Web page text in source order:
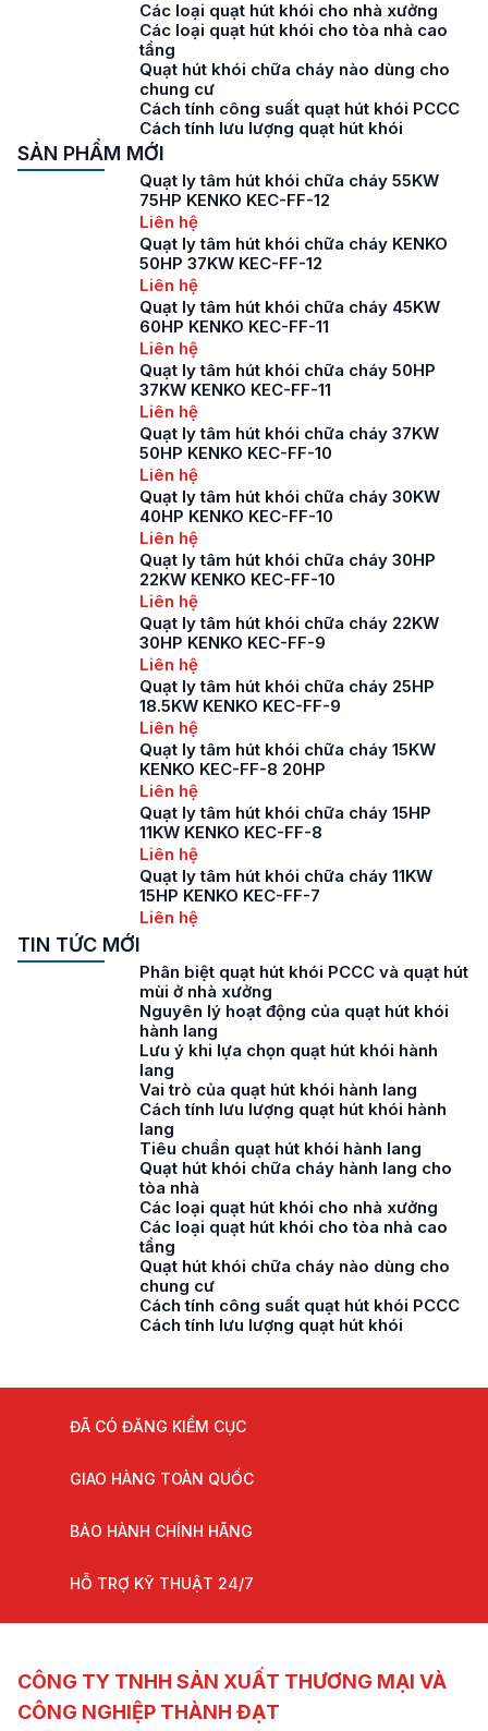
Các loại quạt hút khói cho nhà xưởng
Các loại quạt hút khói cho tòa nhà cao
tầng
Quạt hút khói chữa cháy nào dùng cho
chung cư
Cách tính công suất quạt hút khói PCCC
Cách tính lưu lượng quạt hút khói
SẢN PHẨM MỚI
Quạt ly tâm hút khói chữa cháy 55KW
75HP KENKO KEC-FF-12
Liên hệ
Quạt ly tâm hút khói chữa cháy KENKO
50HP 37KW KEC-FF-12
Liên hệ
Quạt ly tâm hút khói chữa cháy 45KW
60HP KENKO KEC-FF-11
Liên hệ
Quạt ly tâm hút khói chữa cháy 50HP
37KW KENKO KEC-FF-11
Liên hệ
Quạt ly tâm hút khói chữa cháy 37KW
50HP KENKO KEC-FF-10
Liên hệ
Quạt ly tâm hút khói chữa cháy 30KW
40HP KENKO KEC-FF-10
Liên hệ
Quạt ly tâm hút khói chữa cháy 30HP
22KW KENKO KEC-FF-10
Liên hệ
Quạt ly tâm hút khói chữa cháy 22KW
30HP KENKO KEC-FF-9
Liên hệ
Quạt ly tâm hút khói chữa cháy 25HP
18.5KW KENKO KEC-FF-9
Liên hệ
Quạt ly tâm hút khói chữa cháy 15KW
KENKO KEC-FF-8 20HP
Liên hệ
Quạt ly tâm hút khói chữa cháy 15HP
11KW KENKO KEC-FF-8
Liên hệ
Quạt ly tâm hút khói chữa cháy 11KW
15HP KENKO KEC-FF-7
Liên hệ
TIN TỨC MỚI
Phân biệt quạt hút khói PCCC và quạt hút
mùi ở nhà xưởng
Nguyên lý hoạt động của quạt hút khói
hành lang
Lưu ý khi lựa chọn quạt hút khói hành
lang
Vai trò của quạt hút khói hành lang
Cách tính lưu lượng quạt hút khói hành
lang
Tiêu chuẩn quạt hút khói hành lang
Quạt hút khói chữa cháy hành lang cho
tòa nhà
Các loại quạt hút khói cho nhà xưởng
Các loại quạt hút khói cho tòa nhà cao
tầng
Quạt hút khói chữa cháy nào dùng cho
chung cư
Cách tính công suất quạt hút khói PCCC
Cách tính lưu lượng quạt hút khói
ĐÃ CÓ ĐĂNG KIỂM CỤC
GIAO HÀNG TOÀN QUỐC
BẢO HÀNH CHÍNH HÃNG
HỖ TRỢ KỸ THUẬT 24/7
CÔNG TY TNHH SẢN XUẤT THƯƠNG MẠI VÀ
CÔNG NGHIỆP THÀNH ĐẠT